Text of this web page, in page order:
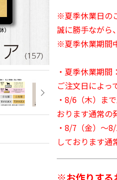
※夏季休業日の
誠に勝手ながら
※夏季休業期間
・夏季休業期間
ご注文日によっ
・8/6（木）ま
おります通常の
・8/7（金）～
しております通